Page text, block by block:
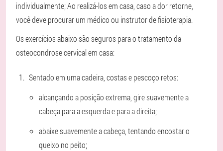
individualmente; Ao realizá-los em casa, caso a dor retorne,
você deve procurar um médico ou instrutor de fisioterapia.
Os exercícios abaixo são seguros para o tratamento da
osteocondrose cervical em casa:
Sentado em uma cadeira, costas e pescoço retos:
alcançando a posição extrema, gire suavemente a
cabeça para a esquerda e para a direita;
abaixe suavemente a cabeça, tentando encostar o
queixo no peito;